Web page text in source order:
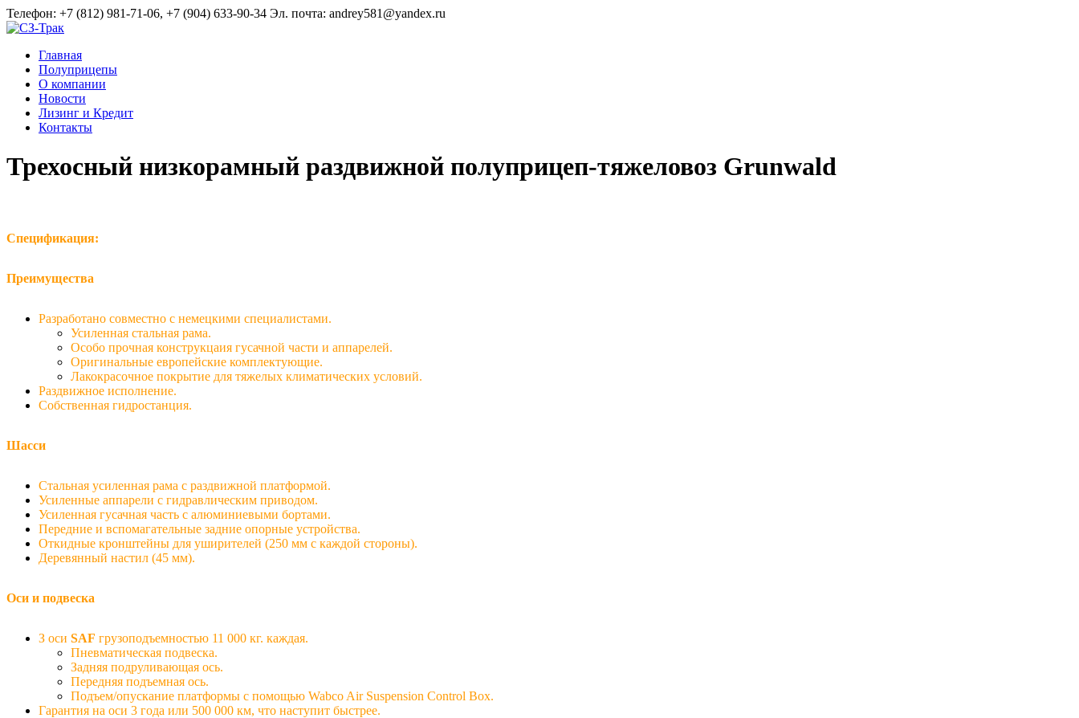
Телефон: +7 (812) 981-71-06, +7 (904) 633-90-34 Эл. почта: andrey581@yandex.ru
Главная
Полуприцепы
О компании
Новости
Лизинг и Кредит
Контакты
Трехосный низкорамный раздвижной полуприцеп-тяжеловоз Grunwald
Спецификация:
Преимущества
Разработано совместно с немецкими специалистами.
Усиленная стальная рама.
Особо прочная конструкцаия гусачной части и аппарелей.
Оригинальные европейские комплектующие.
Лакокрасочное покрытие для тяжелых климатических условий.
Раздвижное исполнение.
Собственная гидростанция.
Шасси
Стальная усиленная рама с раздвижной платформой.
Усиленные аппарели с гидравлическим приводом.
Усиленная гусачная часть с алюминиевыми бортами.
Передние и вспомагательные задние опорные устройства.
Откидные кронштейны для уширителей (250 мм с каждой стороны).
Деревянный настил (45 мм).
Оси и подвеска
З оси SAF грузоподъемностью 11 000 кг. каждая.
Пневматическая подвеска.
Задняя подруливающая ось.
Передняя подъемная ось.
Подъем/опускание платформы с помощью Wabco Air Suspension Control Box.
Гарантия на оси 3 года или 500 000 км, что наступит быстрее.